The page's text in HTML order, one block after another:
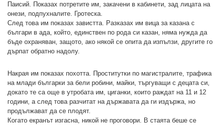
Паисий. Показах потретите им, закачени в кабинети, зад лицата на
онези, подпухналите. Гротеска.
След това им показах завистта. Разказах им вица за казана с
българи в ада, който, единствен по рода си казан, няма нужда да
бъде охраняван, защото, ако някой се опита да изпълзи, другите го
дърпат обратно надолу.
Накрая им показах похотта. Проститутки по магистралите, трафика
на млади българки за бели робини, майки, търгуващи с децата си,
докато те са още в утробата им, циганки, които раждат на 11 и 12
години, а след това разчитат на държавата да ги издържа, но
продължават да се плодят.
Когато екранът изгасна, никой не проговори. В стаята беше се